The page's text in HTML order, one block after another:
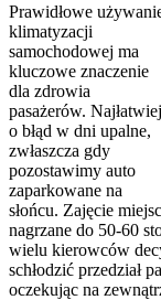
Prawidłowe
klimatyzacji
samochodowej ma
kluczowe znaczenie
dla zdrowia
pasażerów. Najłatwiej
o błąd w dni upalne,
zwłaszcza gdy
pozostawimy auto
zaparkowane na
słońcu. Zajęcie
nagrzane do 50-60
wielu kierowców
schłodzić przedział
oczekując na